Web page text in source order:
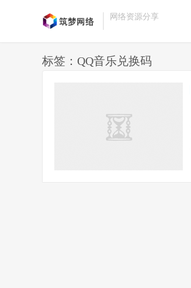
网络资源分享
标签：QQ音乐兑换码